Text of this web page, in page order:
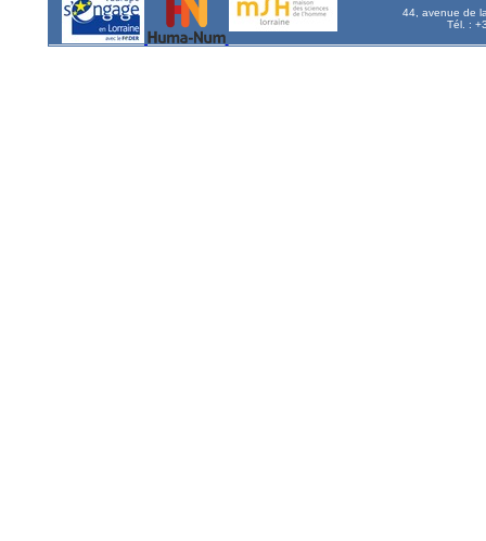
44, avenue de
Tél. :